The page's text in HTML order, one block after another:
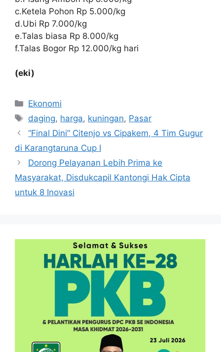
c.Ketela Pohon Rp 5.000/kg
d.Ubi Rp 7.000/kg
e.Talas biasa Rp 8.000/kg
f.Talas Bogor Rp 12.000/kg hari
(eki)
Kategori
Ekonomi
Tag
daging, harga, kuningan, Pasar
“Final Dini” Citenjo vs Cipakem, 4 Tim Gugur
di Karangtaruna Cup I
Dorong Pelayanan Lebih Prima ke
Masyarakat, Disdukcapil Kantongi Hak Cipta
untuk 8 Inovasi